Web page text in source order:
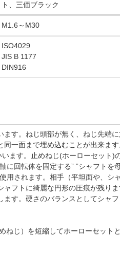
ト、三価ブラック
M1.6～M30
ISO4029
JIS B 1177
DIN916
ます。ねじ頭部が無く、ねじ先端
一面まで埋め込むことが出来ます
ます。止めねじ(ホーローセット
回転体を固定する” ”シャフトを
用されます。相手（平坦面や、シ
フトに綺麗な円形の圧痕が残り
ます。硬さのバランスとしてシャ
じ）を短縮してホーローセット